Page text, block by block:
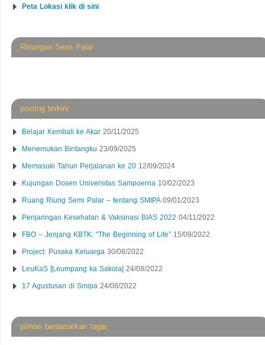
Peta Lokasi klik di sini
Ririungan Semi Palar
posting terkini
Belajar Kembali ke Akar 20/11/2025
Menemukan Bintangku 23/09/2025
Memasuki Tahun Perjalanan ke 20 12/09/2024
Kujungan Dosen Universitas Sampoerna 10/02/2023
Ruang Riung Semi Palar – tentang SMIPA 09/01/2023
Penjaringan Kesehatan & Vaksinasi BIAS 2022 04/11/2022
FBO – Jenjang KBTK: “The Beginning of Life” 15/09/2022
Project: Pusaka Keluarga 30/08/2022
LeuKaS [Leumpang ka Sakola] 24/08/2022
17 Agustusan di Smipa 24/08/2022
pilihan berdasarkan tagar